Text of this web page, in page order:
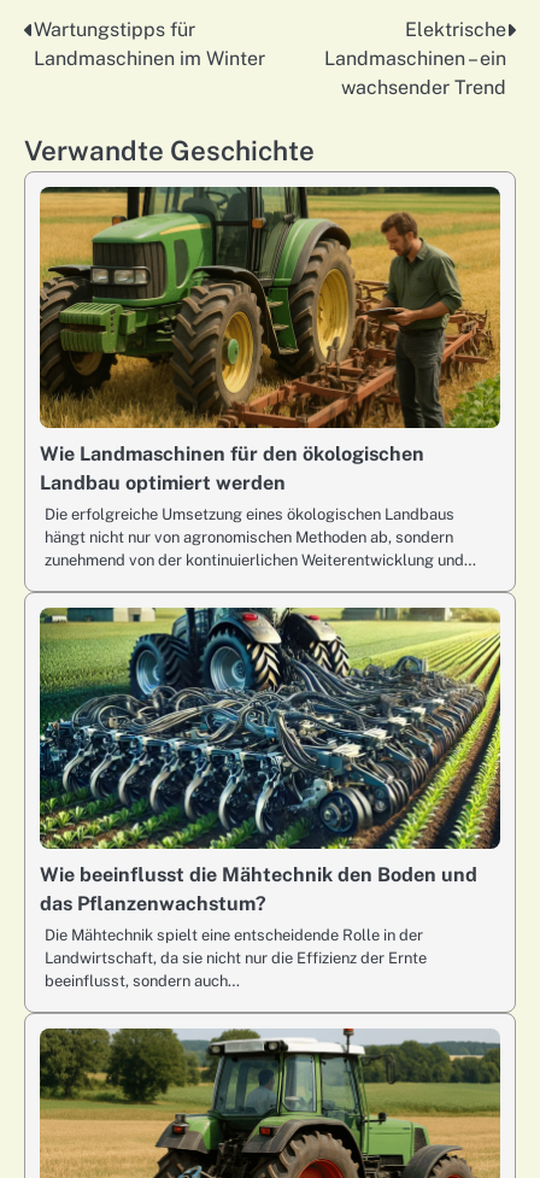
Nawigacja
Wartungstipps für
Landmaschinen im Winter
Elektrische
Landmaschinen – ein
wachsender Trend
Verwandte Geschichte
Wie Landmaschinen für den ökologischen
Landbau optimiert werden
Die erfolgreiche Umsetzung eines ökologischen Landbaus
hängt nicht nur von agronomischen Methoden ab, sondern
zunehmend von der kontinuierlichen Weiterentwicklung und…
Wie beeinflusst die Mähtechnik den Boden und
das Pflanzenwachstum?
Die Mähtechnik spielt eine entscheidende Rolle in der
Landwirtschaft, da sie nicht nur die Effizienz der Ernte
beeinflusst, sondern auch…